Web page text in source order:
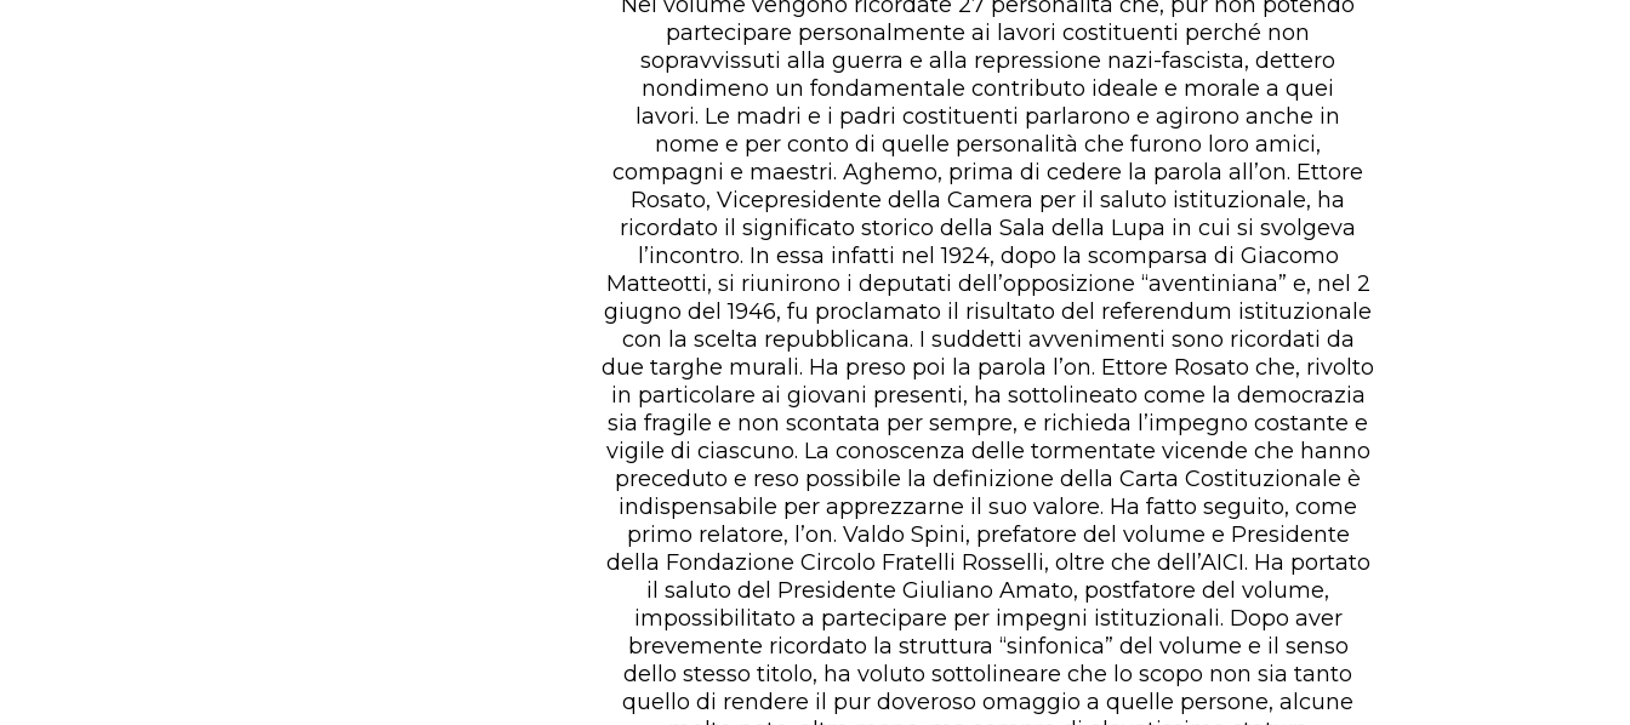
partecipare personalmente ai lavori costituenti perché non
sopravvissuti alla guerra e alla repressione nazi-fascista, dettero
nondimeno un fondamentale contributo ideale e morale a quei
lavori. Le madri e i padri costituenti parlarono e agirono anche in
nome e per conto di quelle personalità che furono loro amici,
compagni e maestri. Aghemo, prima di cedere la parola all’on. Ettore
Rosato, Vicepresidente della Camera per il saluto istituzionale, ha
ricordato il significato storico della Sala della Lupa in cui si svolgeva
l’incontro. In essa infatti nel 1924, dopo la scomparsa di Giacomo
Matteotti, si riunirono i deputati dell’opposizione “aventiniana” e, nel 2
giugno del 1946, fu proclamato il risultato del referendum istituzionale
con la scelta repubblicana. I suddetti avvenimenti sono ricordati da
due targhe murali. Ha preso poi la parola l’on. Ettore Rosato che, rivolto
in particolare ai giovani presenti, ha sottolineato come la democrazia
sia fragile e non scontata per sempre, e richieda l’impegno costante e
vigile di ciascuno. La conoscenza delle tormentate vicende che hanno
preceduto e reso possibile la definizione della Carta Costituzionale è
indispensabile per apprezzarne il suo valore. Ha fatto seguito, come
primo relatore, l’on. Valdo Spini, prefatore del volume e Presidente
della Fondazione Circolo Fratelli Rosselli, oltre che dell’AICI. Ha portato
il saluto del Presidente Giuliano Amato, postfatore del volume,
impossibilitato a partecipare per impegni istituzionali. Dopo aver
brevemente ricordato la struttura “sinfonica” del volume e il senso
dello stesso titolo, ha voluto sottolineare che lo scopo non sia tanto
quello di rendere il pur doveroso omaggio a quelle persone, alcune